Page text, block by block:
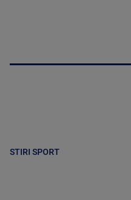
STIRI SPORT